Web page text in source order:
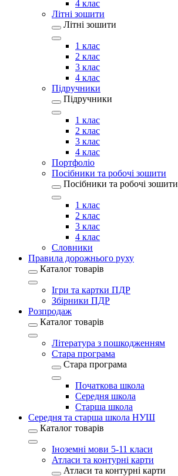
4 клас
Літні зошити
Літні зошити
1 клас
2 клас
3 клас
4 клас
Підручники
Підручники
1 клас
2 клас
3 клас
4 клас
Портфоліо
Посібники та робочі зошити
Посібники та робочі зошити
1 клас
2 клас
3 клас
4 клас
Словники
Правила дорожнього руху
Каталог товарів
Ігри та картки ПДР
Збірники ПДР
Розпродаж
Каталог товарів
Література з пошкодженням
Стара програма
Стара програма
Початкова школа
Середня школа
Старша школа
Середня та старша школа НУШ
Каталог товарів
Іноземні мови 5-11 класи
Атласи та контурні карти
Атласи та контурні карти